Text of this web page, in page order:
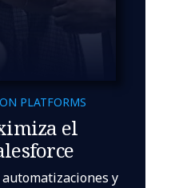
PLATFORMS
el
y